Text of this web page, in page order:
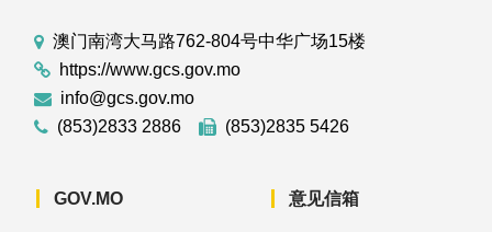
澳门南湾大马路762-804号中华广场15楼
https://www.gcs.gov.mo
info@gcs.gov.mo
(853)2833 2886
(853)2835 5426
GOV.MO 意见信箱